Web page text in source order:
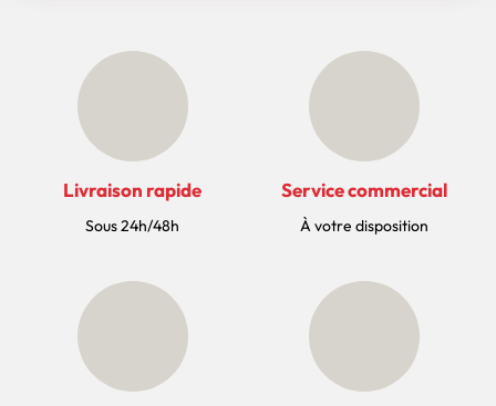
Livraison rapide
Sous 24h/48h
Service commercial
À votre disposition